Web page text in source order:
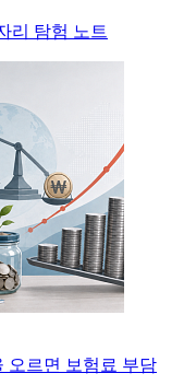
리 탐험 노트
오르면 보험료 부담